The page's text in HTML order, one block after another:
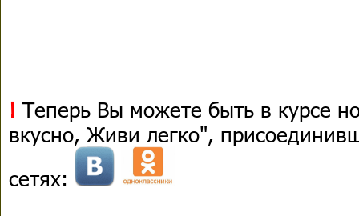
! Теперь Вы можете быть в курсе
вкусно, Живи легко",
сетях: